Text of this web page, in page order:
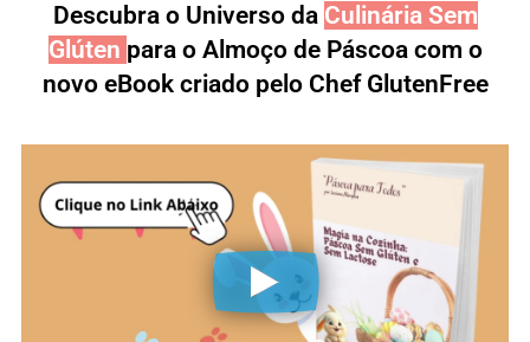
Descubra o Universo da Culinária Sem
Glúten para o Almoço de Páscoa com o
novo eBook criado pelo Chef GlutenFree